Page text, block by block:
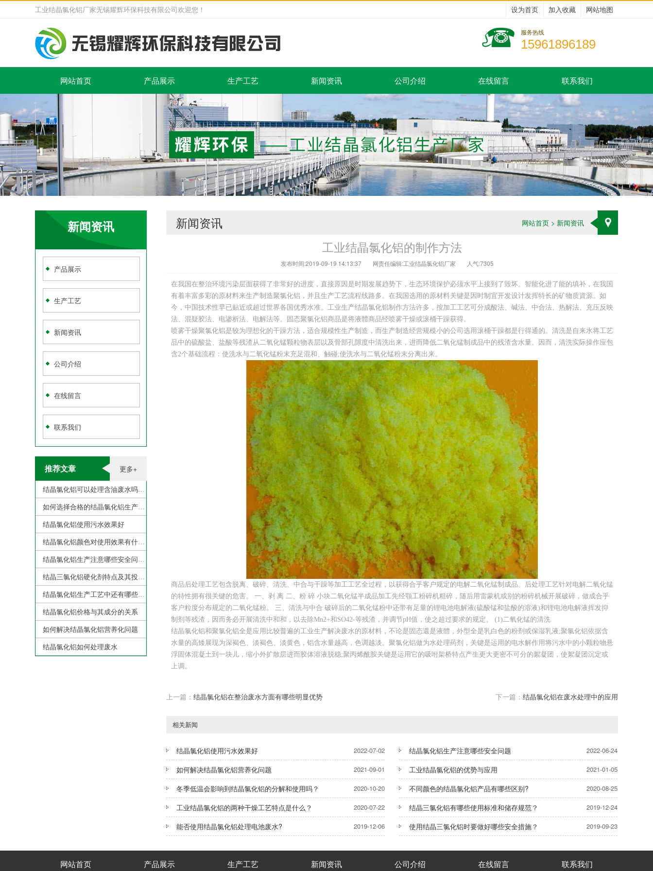
工业结晶氯化铝厂家无锡耀辉环保科技有限公司欢迎您！ 设为首页 加入收藏 网站地图
服务热线
15961896189
网站首页 产品展示 生产工艺 新闻资讯 公司介绍 在线留言 联系我们
新闻资讯
产品展示
生产工艺
新闻资讯
公司介绍
在线留言
联系我们
推荐文章 更多+
结晶氯化铝可以处理含油废水吗？
如何选择合格的结晶氯化铝生产厂家？
结晶氯化铝使用污水效果好
结晶氯化铝颜色对使用效果有什么影响？
结晶氯化铝生产注意哪些安全问题
结晶三氯化铝硬化剂特点及其投加注意事项
结晶氯化铝生产工艺中还有哪些需要克服的地方？
结晶氯化铝价格与其成分的关系
如何解决结晶氯化铝营养化问题
结晶氯化铝如何处理废水
新闻资讯 网站首页 > 新闻资讯
工业结晶氯化铝的制作方法
发布时间:2019-09-19 14:13:37 网责任编辑:工业结晶氯化铝厂家 人气:7305
在我国在整治环境污染层面获得了非常好的进度，直接原因是时期发展趋势下，生态环境保护必须水平上接到了毁坏。智能化进了能的填补，在我国
有着丰富多彩的原材料来生产制造聚氯化铝，并且生产工艺流程线路多。在我国选用的原材料关键是因时制宜开发设计发挥特长的矿物质資源。如
今，中国技术性早已贴近或超过世界各国优秀水准。工业生产结晶氯化铝制作方法许多，按加工工艺可分成酸法、碱法、中合法、热解法、充压反映
法、混疑胶法、电渗析法、电解法等。固态聚氯化铝商品是将液體商品经喷雾干燥或滚桶干躁获得。
喷雾干燥聚氯化铝是较为理想化的干躁方法，适合规模性生产制造，而生产制造经营规模小的公司选用滚桶干躁都是行得通的。清洗是自来水将工艺
品中的硫酸盐、盐酸等残渣从二氧化锰颗粒物表层以及骨部孔隙度中清洗出来，进而降低二氧化锰制成品中的残渣含水量。因而，清洗实际操作应包
含2个基础流程：使洗水与二氧化锰粉末充足混和、触碰;使洗水与二氧化锰粉末分离出来。
商品后处理工艺包含脱离、破碎、清洗、中合与干躁等加工工艺全过程，以获得合乎客户规定的电解二氧化锰制成品。后处理工艺针对电解二氧化锰
的特性拥有很关键的危害。 一、剥 离 二、粉 碎 小块二氧化锰半成品加工先经颚工粉碎机粗碎，随后用雷蒙机或别的粉碎机械开展破碎，做成合乎
客户粒度分布规定的二氧化锰粉。 三、清洗与中合 破碎后的二氧化锰粉中还带有足量的锂电池电解液(硫酸锰和盐酸的溶液)和锂电池电解液挥发抑
制剂等残渣，因而务必开展清洗中和和，以去除Mn2+和SO42-等残渣，并调节pH值，使之超过要求的规定。 (1)二氧化锰的清洗
结晶氯化铝和聚氯化铝全是应用比较普遍的工业生产解决废水的原材料，不论是固态還是液體，外型全是乳白色的粉剂或保湿乳液;聚氯化铝依据含
水量的高矮展现为深褐色、淡褐色、淡黄色，铝含水量越高，色调越淡。聚氯化铝做为水处理药剂，关键是运用的电水解作用将污水中的小颗粒物悬
浮固体混凝土到一块儿，缩小外扩散层进而胶体溶液脱稳;聚丙烯酰胺关键是运用它的吸咐架桥特点产生更大更密不可分的絮凝团，使絮凝团沉定或
上调。
上一篇： 结晶氯化铝在整治废水方面有哪些明显优势 下一篇： 结晶氯化铝在废水处理中的应用
相关新闻
2022-07-02
结晶氯化铝使用污水效果好 2022-06-24
结晶氯化铝生产注意哪些安全问题
2021-09-01
如何解决结晶氯化铝营养化问题 2021-01-05
工业结晶氯化铝的优势与应用
2020-10-20
冬季低温会影响到结晶氯化铝的分解和使用吗？ 2020-08-25
​不同颜色的结晶氯化铝产品有哪些区别?
2020-07-22
工业结晶氯化铝的两种干燥工艺特点是什么？ 2019-12-24
结晶三氯化铝有哪些使用标准和储存规范？
2019-12-06
能否使用结晶氯化铝处理电池废水? 2019-09-23
使用结晶三氯化铝时要做好哪些安全措施？
网站首页 产品展示 生产工艺 新闻资讯 公司介绍 在线留言 联系我们